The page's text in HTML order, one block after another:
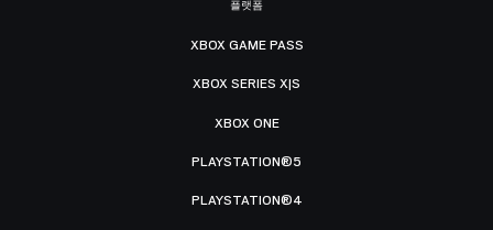
플랫폼
XBOX GAME PASS
XBOX SERIES X|S
XBOX ONE
PLAYSTATION®5
PLAYSTATION®4